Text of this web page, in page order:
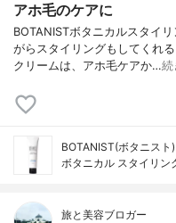
アホ毛のケアに
BOTANISTボタニカルスタイ
がらスタイリングもしてくれ
クリームは、アホ毛ケアか…続
BOTANIST(ボタニスト)
ボタニカル スタイリン
旅と美容ブロガー